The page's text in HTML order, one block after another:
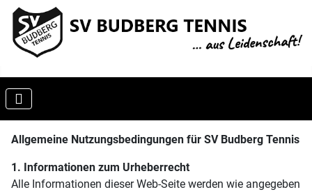
Allgemeine Nutzungsbedingungen für SV Budberg Tennis
1. Informationen zum Urheberrecht
Alle Informationen dieser Web-Seite werden wie angegeben